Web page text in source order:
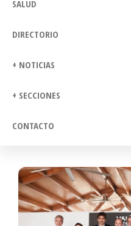
SALUD
DIRECTORIO
+ NOTICIAS
+ SECCIONES
CONTACTO